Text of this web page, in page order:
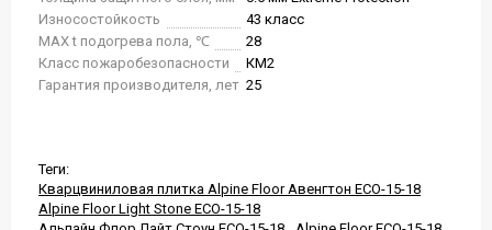
Износостойкость
43 класс
MAX t подогрева пола, ℃
28
Класс пожаробезопасности
КМ2
Гарантия производителя, лет 25
Теги:
Кварцвиниловая плитка Alpine Floor Авенгтон ECO-15-18
Alpine Floor Light Stone ECO-15-18